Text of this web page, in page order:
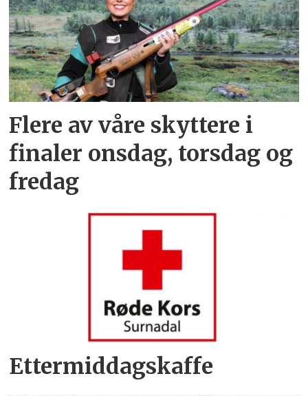
Flere av våre skyttere i
finaler onsdag, torsdag og
fredag
Ettermiddagskaffe